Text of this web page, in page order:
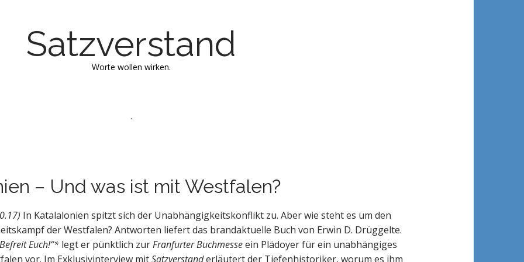
Satzverstand
Worte wollen wirken.
.
– Und was ist mit Westfalen?
In Katalalonien spitzt sich der Unabhängigkeitskonflikt zu. Aber wie steht es um den
der Westfalen? Antworten liefert das brandaktuelle Buch von Erwin D. Drüggelte.
Euch!“* legt er pünktlich zurFranfurter Buchmesseein Plädoyer für ein unabhängiges
vor. Im Exklusivinterview mitSatzverstanderläutert der Tiefenhistoriker, worum es ihm